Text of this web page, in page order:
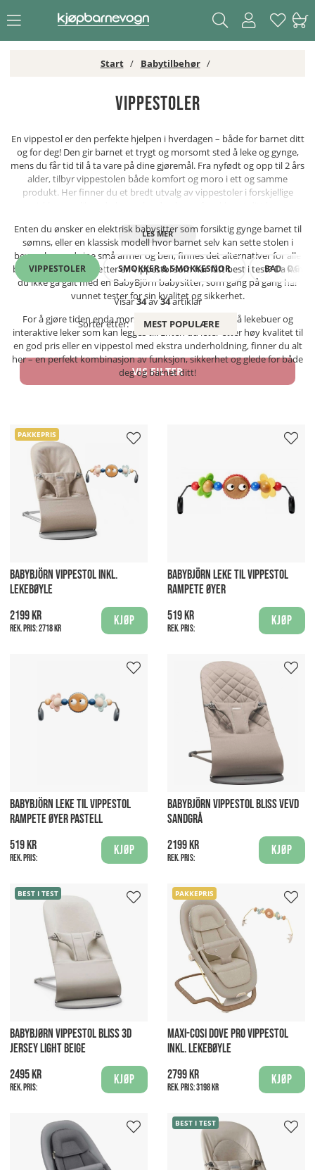
Start Babytilbehør
Vippestoler
En vippestol er den perfekte hjelpen i hverdagen – både for barnet ditt
og for deg! Den gir barnet et trygt og morsomt sted å leke og gynge,
mens du får tid til å ta vare på dine gjøremål. Fra nyfødt og opp til 2 års
alder, tilbyr vippestolen både komfort og moro i ett og samme
produkt. Her finner du et bredt utvalg av vippestoler i forskjellige
Enten du ønsker en elektrisk babysitter som forsiktig gynge barnet til
sømns, eller en klassisk modell hvor barnet selv kan sette stolen i
bevegelse med sine små armer og ben, finnes det alternativer for alle
behov. Er du på jakt etter en vippestol som har fått best i test? Da kan
du ikke gå galt med en BabyBjörn babysitter, som gang på gang har
vunnet tester for sin kvalitet og sikkerhet.
For å gjøre tiden enda morsommere, finnes det også lekebuer og
interaktive leker som kan legges til. Enten du leter etter høy kvalitet til
en god pris eller en vippestol med ekstra underholdning, finner du alt
her – en perfekt kombinasjon av funksjon, sikkerhet og glede for både
deg og barnet ditt!
VIPPESTOLER SMOKKER & SMOKKESNOR BAD- OG
Visar34av34artiklar
Sorter etter:
MEST POPULÆRE
VIS FILTER
PAKKEPRIS
BABYBJÖRN VIPPESTOL INKL.
LEKEBØYLE
2199 kr
Rek. pris:2718 kr
Kjøp
BABYBJÖRN LEKE TIL VIPPESTOL
RAMPETE ØYER
519 kr
Rek. pris:
Kjøp
BABYBJÖRN LEKE TIL VIPPESTOL
RAMPETE ØYER PASTELL
519 kr
Rek. pris:
Kjøp
BABYBJÖRN VIPPESTOL BLISS VEVD
SANDGRÅ
2199 kr
Rek. pris:
Kjøp
BEST I TEST
BABYBJØRN VIPPESTOL BLISS 3D
JERSEY LIGHT BEIGE
2495 kr
Rek. pris:
Kjøp
PAKKEPRIS
MAXI-COSI DOVE PRO VIPPESTOL
INKL. LEKEBØYLE
2799 kr
Rek. pris:3198 kr
Kjøp
BEST I TEST